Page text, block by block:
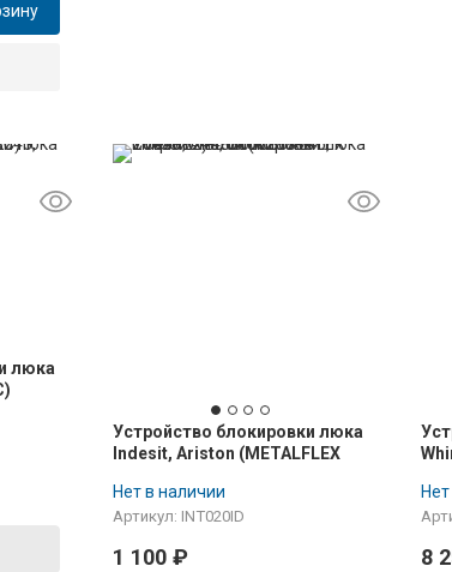
люка
Устройство блокировки люка
Indesit, Ariston (METALFLEX
C00309745, C00628818
Нет в наличии
Артикул: INT020ID
1 100 ₽ 8